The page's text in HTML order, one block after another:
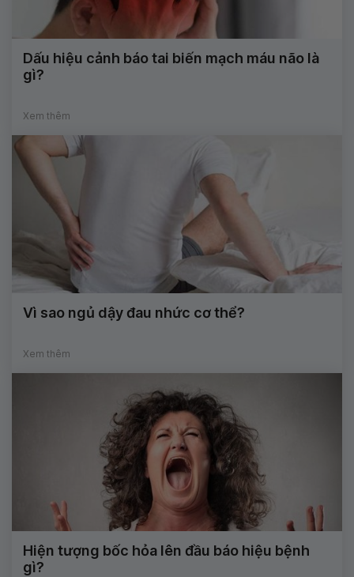
Dấu hiệu cảnh báo tai biến mạch máu não là
gì?
Xem thêm
Vì sao ngủ dậy đau nhức cơ thể?
Xem thêm
Hiện tượng bốc hỏa lên đầu báo hiệu bệnh
gì?